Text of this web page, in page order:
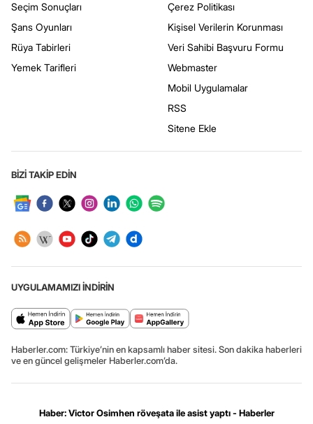
Seçim Sonuçları
Şans Oyunları
Rüya Tabirleri
Yemek Tarifleri
Çerez Politikası
Kişisel Verilerin Korunması
Veri Sahibi Başvuru Formu
Webmaster
Mobil Uygulamalar
RSS
Sitene Ekle
BİZİ TAKİP EDİN
UYGULAMAMIZI İNDİRİN
Haberler.com: Türkiye’nin en kapsamlı haber sitesi. Son dakika haberleri
ve en güncel gelişmeler Haberler.com’da.
Haber: Victor Osimhen röveşata ile asist yaptı - Haberler